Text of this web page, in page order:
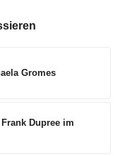
Gromes
Dupree im